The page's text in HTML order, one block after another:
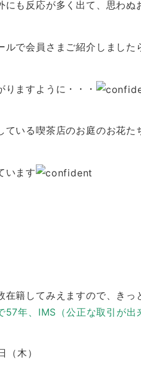
にも反応が多く出て、思わぬ
ルで会員さまご紹介しまし
りますように・・・
ている喫茶店のお庭のお花た
います
在籍してみえますので、きっ
57年、IMS（公正な取引が
木）